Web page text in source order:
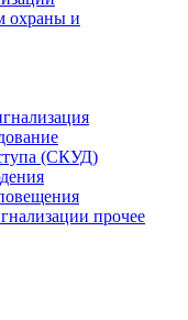
охраны и
(СКУД)
прочее